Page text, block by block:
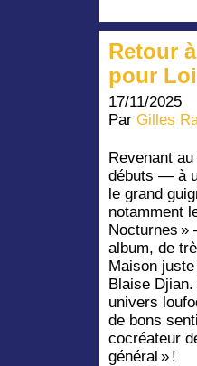
Retour
pour
17/11/2025
Par Gilles
Revenant
débuts — à
le grand
notamment
Nocturnes »
album, de
Maison
Blaise
univers
de bons
cocréateur
général » !